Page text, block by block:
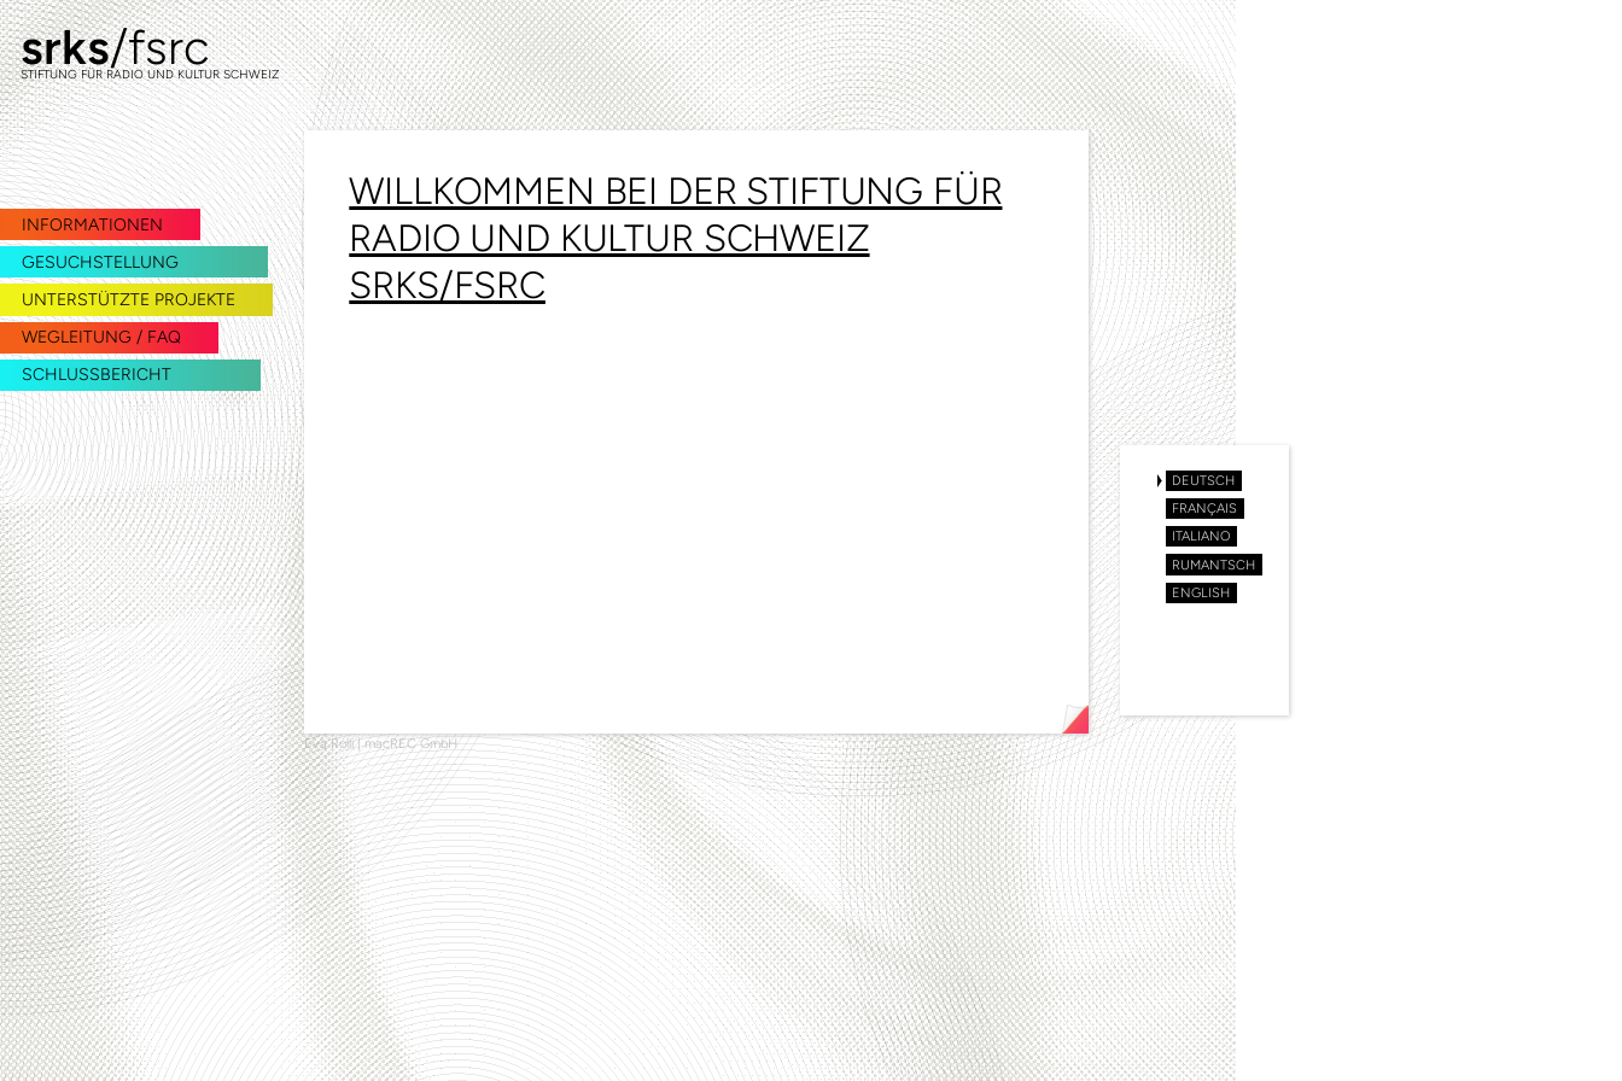
zur
Navigation
springen
zum
Inhalt
springen
srks/fsrc
STIFTUNG FÜR RADIO UND KULTUR SCHWEIZ
INFORMATIONEN
GESUCHSTELLUNG
UNTERSTÜTZTE PROJEKTE
WEGLEITUNG / FAQ
SCHLUSSBERICHT
DEUTSCH
FRANÇAIS
ITALIANO
RUMANTSCH
ENGLISH
WILLKOMMEN BEI DER STIFTUNG FÜR
RADIO UND KULTUR SCHWEIZ
SRKS/FSRC
Eva Rolli|macREC GmbH